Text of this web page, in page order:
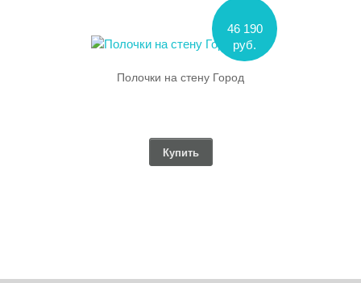
46 190
руб.
Полочки на стену Город
Купить